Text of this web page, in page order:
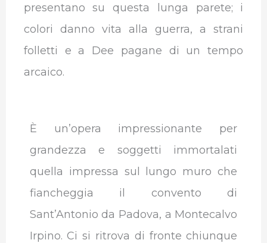
presentano su questa lunga parete; i
colori danno vita alla guerra, a strani
folletti e a Dee pagane di un tempo
arcaico.
È un’opera impressionante per
grandezza e soggetti immortalati
quella impressa sul lungo muro che
fiancheggia il convento di
Sant’Antonio da Padova, a Montecalvo
Irpino. Ci si ritrova di fronte chiunque